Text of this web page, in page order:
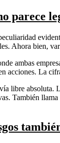
parece
Ahora bien,
ambas
acciones. La
libre absoluta.
También